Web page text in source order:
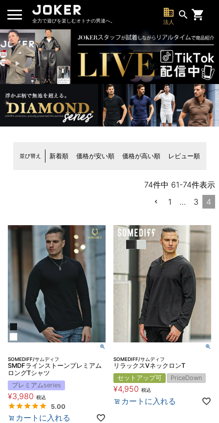
全力で遊びを楽しむオトナの男達へ。
business
法人
search
並び替え 新着順 価格が安い順 価格が高い順 レビュー順
74件中 61-74件表示
1
… 3 4
SOMEDIFF/サムディフ
SMDFラインストーンプレミアム
ロングTシャツ
プレミアムseries
¥3,980 税込
5.00
カートに入れる
SOMEDIFF/サムディフ
リラックスVネックロンT
セットアップ可
PriceDown
¥4,950 税込
カートに入れる